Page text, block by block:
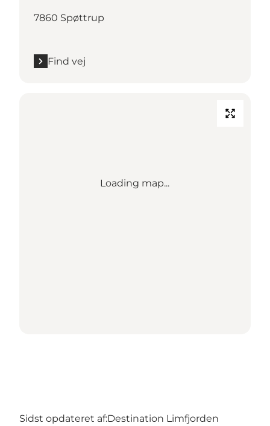
7860 Spøttrup
Find vej
Loading map...
Sidst opdateret af:Destination Limfjorden